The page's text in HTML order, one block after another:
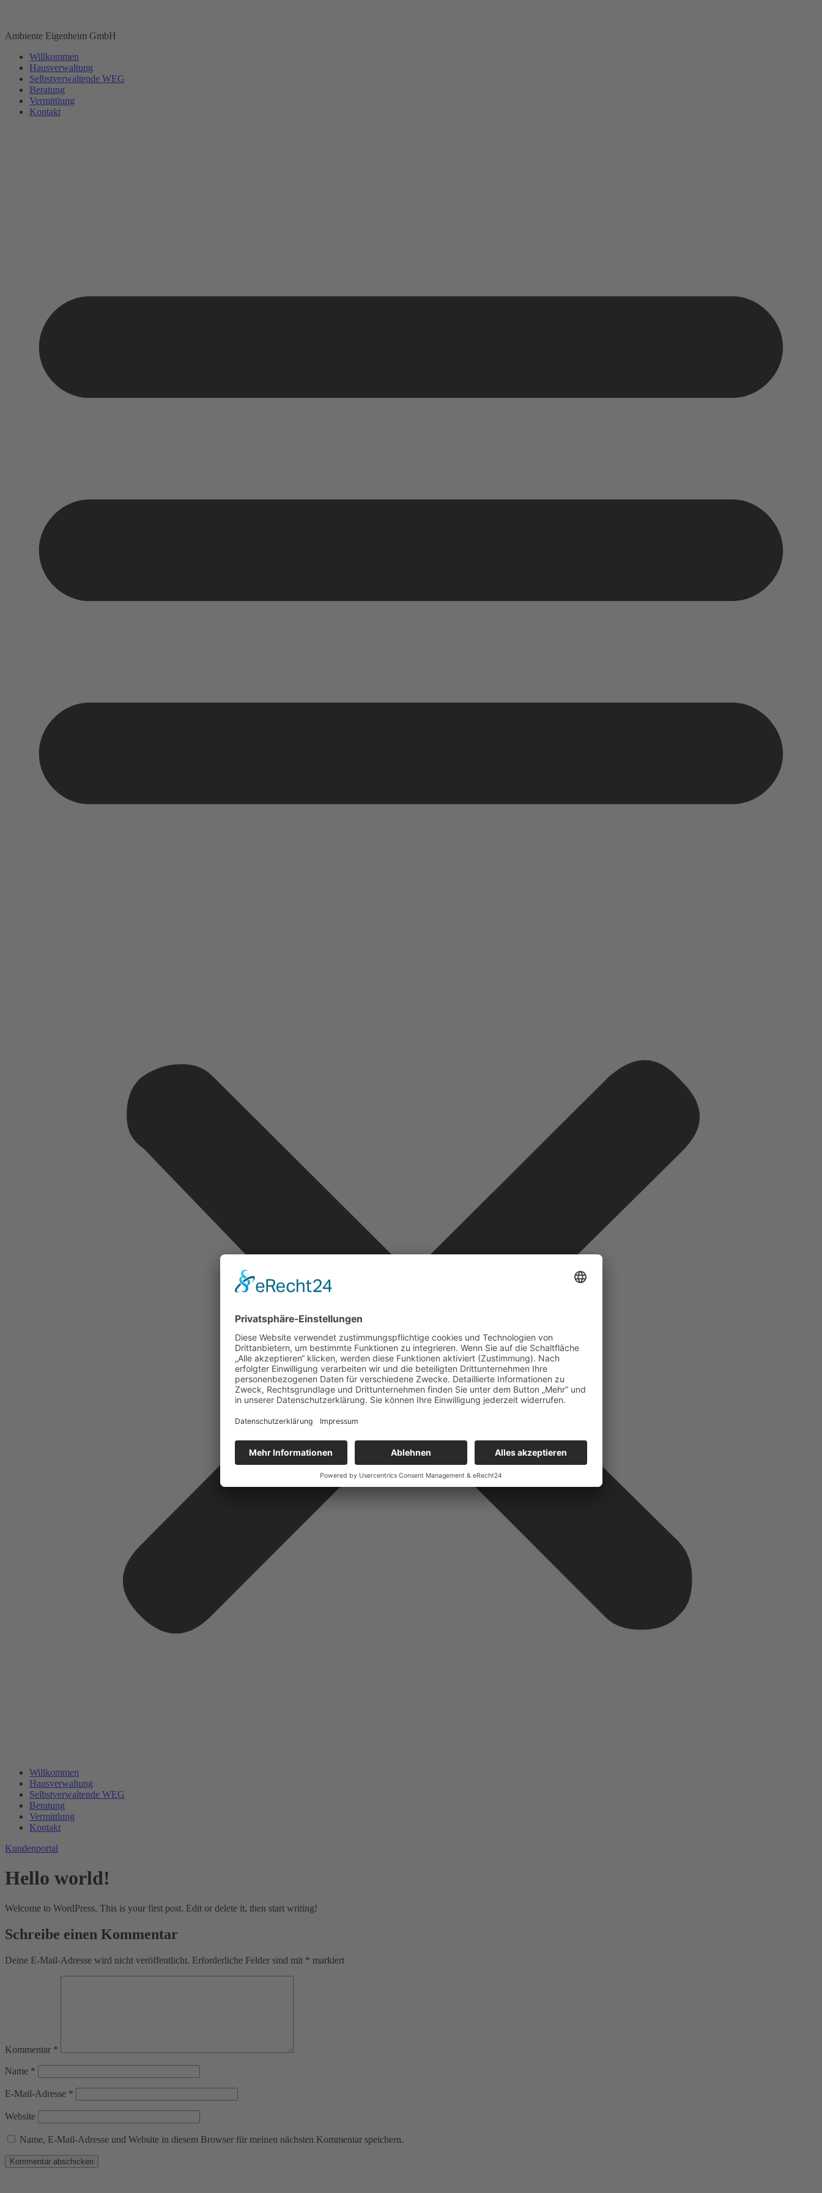
springen
Ambiente Eigenheim GmbH
Willkommen
Hausverwaltung
Selbstverwaltende WEG
Beratung
Vermittlung
Kontakt
Willkommen
Hausverwaltung
Selbstverwaltende WEG
Beratung
Vermittlung
Kontakt
Kundenportal
Hello world!
Welcome to WordPress. This is your first post. Edit or delete it, then start writing!
Schreibe einen Kommentar
Deine E-Mail-Adresse wird nicht veröffentlicht. Erforderliche Felder sind mit * markiert
Kommentar *
Name *
E-Mail-Adresse *
Website
Name, E-Mail-Adresse und Website in diesem Browser für meinen nächsten Kommentar speichern.